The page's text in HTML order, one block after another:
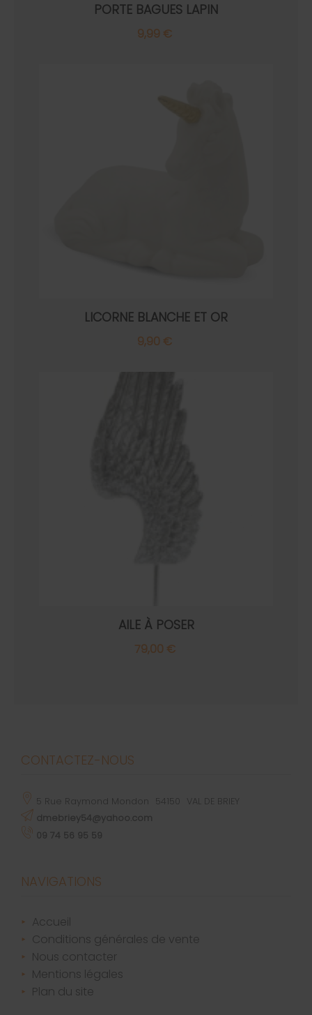
PORTE BAGUES LAPIN
9,99 €
LICORNE BLANCHE ET OR
9,90 €
AILE À POSER
79,00 €
CONTACTEZ-NOUS
5 Rue Raymond Mondon 54150
VAL DE BRIEY
dmebriey54@yahoo.com
09 74 56 95 59
NAVIGATIONS
accueil
conditions générales de vente
nous contacter
mentions légales
plan du site